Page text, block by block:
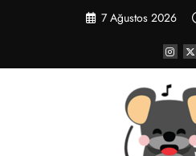
7 Ağustos 2026